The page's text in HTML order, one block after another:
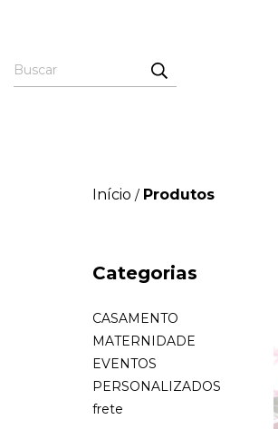
Início / Produtos
Categorias
CASAMENTO
MATERNIDADE
EVENTOS
PERSONALIZADOS
frete